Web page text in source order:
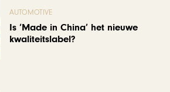
AUTOMOTIVE
Is ‘Made in China’ het nieuwe
kwaliteitslabel?